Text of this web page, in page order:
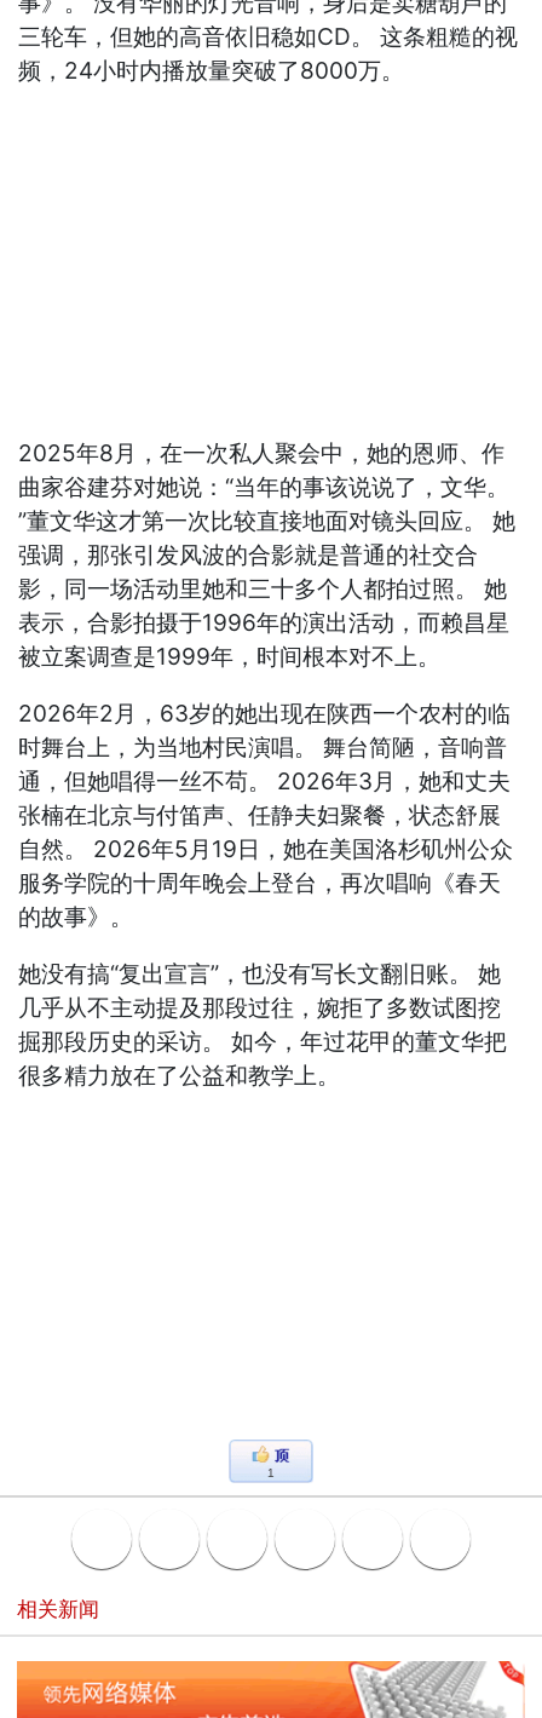
三轮车，但她的高音依旧稳如CD。 这条粗糙的视
频，24小时内播放量突破了8000万。
2025年8月，在一次私人聚会中，她的恩师、作
曲家谷建芬对她说：“当年的事该说说了，文华。
”董文华这才第一次比较直接地面对镜头回应。 她
强调，那张引发风波的合影就是普通的社交合
影，同一场活动里她和三十多个人都拍过照。 她
表示，合影拍摄于1996年的演出活动，而赖昌星
被立案调查是1999年，时间根本对不上。
2026年2月，63岁的她出现在陕西一个农村的临
时舞台上，为当地村民演唱。 舞台简陋，音响普
通，但她唱得一丝不苟。 2026年3月，她和丈夫
张楠在北京与付笛声、任静夫妇聚餐，状态舒展
自然。 2026年5月19日，她在美国洛杉矶州公众
服务学院的十周年晚会上登台，再次唱响《春天
的故事》。
她没有搞“复出宣言”，也没有写长文翻旧账。 她
几乎从不主动提及那段过往，婉拒了多数试图挖
掘那段历史的采访。 如今，年过花甲的董文华把
很多精力放在了公益和教学上。
1
相关新闻